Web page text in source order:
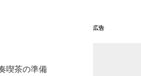
喫茶の準備
広告